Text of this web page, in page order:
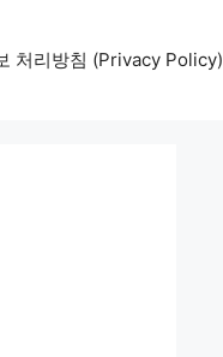
처리방침 (Privacy Policy)